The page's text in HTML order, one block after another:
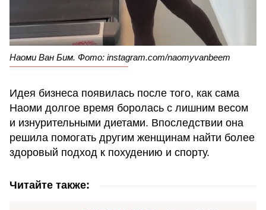
Наоми Ван Бим. Фото: instagram.com/naomyvanbeem
Идея бизнеса появилась после того, как сама
Наоми долгое время боролась с лишним весом
и изнурительными диетами. Впоследствии она
решила помогать другим женщинам найти более
здоровый подход к похудению и спорту.
Читайте также: